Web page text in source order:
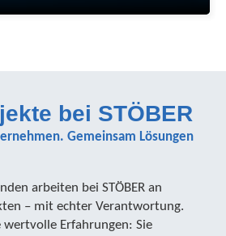
bei STÖBER
Gemeinsam Lösungen
arbeiten bei STÖBER an
– mit echter Verantwortung.
wertvolle Erfahrungen: Sie